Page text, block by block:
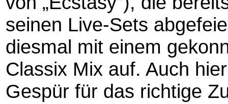
seinen Live-Sets
diesmal mit einem
Classix Mix auf. Auch
Gespür für das richtige